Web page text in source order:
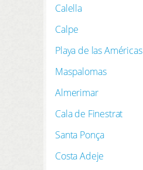
Calella
Calpe
Playa de las Américas
Maspalomas
Almerimar
Cala de Finestrat
Santa Ponça
Costa Adeje